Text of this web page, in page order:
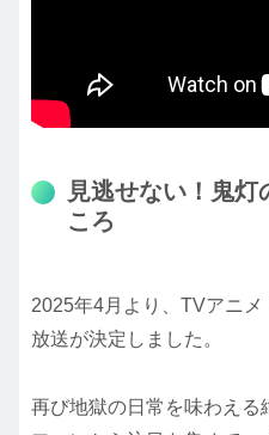
見逃せない！鬼
ころ
2025年4月より、TVアニ
放送が決定しました。
再び地獄の日常を味わえ